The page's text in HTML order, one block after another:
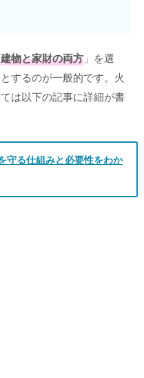
建物と家財の両方 」を選
するのが一般的です。火
は以下の記事に詳細が書
守る仕組みと必要性をわか